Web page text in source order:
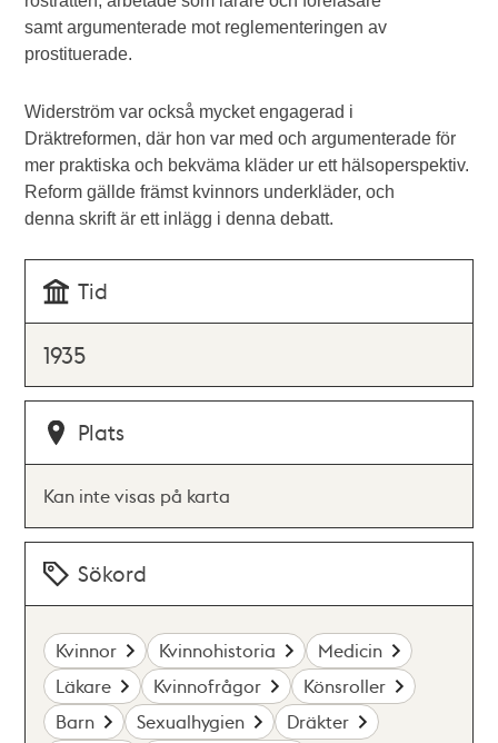
samt argumenterade mot reglementeringen av
prostituerade.
Widerström var också mycket engagerad i
Dräktreformen, där hon var med och argumenterade för
mer praktiska och bekväma kläder ur ett hälsoperspektiv.
Reform gällde främst kvinnors underkläder, och
denna skrift är ett inlägg i denna debatt.
Tid
1935
Plats
Kan inte visas på karta
Sökord
Kvinnor Kvinnohistoria
Medicin
Läkare
Kvinnofrågor
Könsroller
Barn
Sexualhygien
Dräkter